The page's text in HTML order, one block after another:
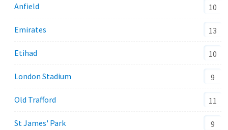
Anfield 10
Emirates 13
Etihad 10
London Stadium 9
Old Trafford 11
St James' Park 9